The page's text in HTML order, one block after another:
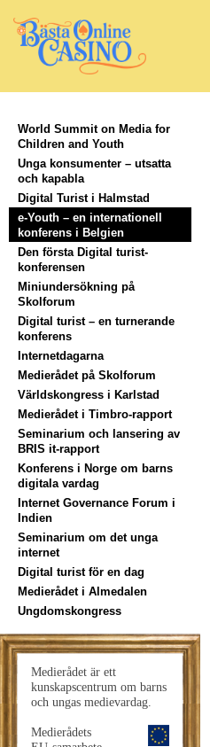
World Summit on Media for
Children and Youth
Unga konsumenter – utsatta
och kapabla
Digital Turist i Halmstad
e-Youth – en internationell
konferens i Belgien
Den första Digital turist-
konferensen
Miniundersökning på
Skolforum
Digital turist – en turnerande
konferens
Internetdagarna
Medierådet på Skolforum
Världskongress i Karlstad
Medierådet i Timbro-rapport
Seminarium och lansering av
BRIS it-rapport
Konferens i Norge om barns
digitala vardag
Internet Governance Forum i
Indien
Seminarium om det unga
internet
Digital turist för en dag
Medierådet i Almedalen
Ungdomskongress
Medierådet är ett
kunskapscentrum om barns
och ungas medievardag.
Medierådets